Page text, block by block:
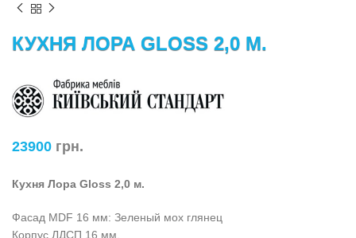
КУХНЯ ЛОРА GLOSS 2,0 М.
23900 грн.
Кухня Лора Gloss 2,0 м.
Фасад MDF 16 мм: Зеленый мох глянец
Корпус ЛДСП 16 мм.